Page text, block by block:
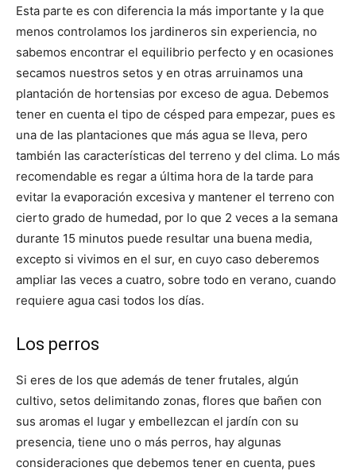
Esta parte es con diferencia la más importante y la que
menos controlamos los jardineros sin experiencia, no
sabemos encontrar el equilibrio perfecto y en ocasiones
secamos nuestros setos y en otras arruinamos una
plantación de hortensias por exceso de agua. Debemos
tener en cuenta el tipo de césped para empezar, pues es
una de las plantaciones que más agua se lleva, pero
también las características del terreno y del clima. Lo más
recomendable es regar a última hora de la tarde para
evitar la evaporación excesiva y mantener el terreno con
cierto grado de humedad, por lo que 2 veces a la semana
durante 15 minutos puede resultar una buena media,
excepto si vivimos en el sur, en cuyo caso deberemos
ampliar las veces a cuatro, sobre todo en verano, cuando
requiere agua casi todos los días.
Los perros
Si eres de los que además de tener frutales, algún
cultivo, setos delimitando zonas, flores que bañen con
sus aromas el lugar y embellezcan el jardín con su
presencia, tiene uno o más perros, hay algunas
consideraciones que debemos tener en cuenta, pues